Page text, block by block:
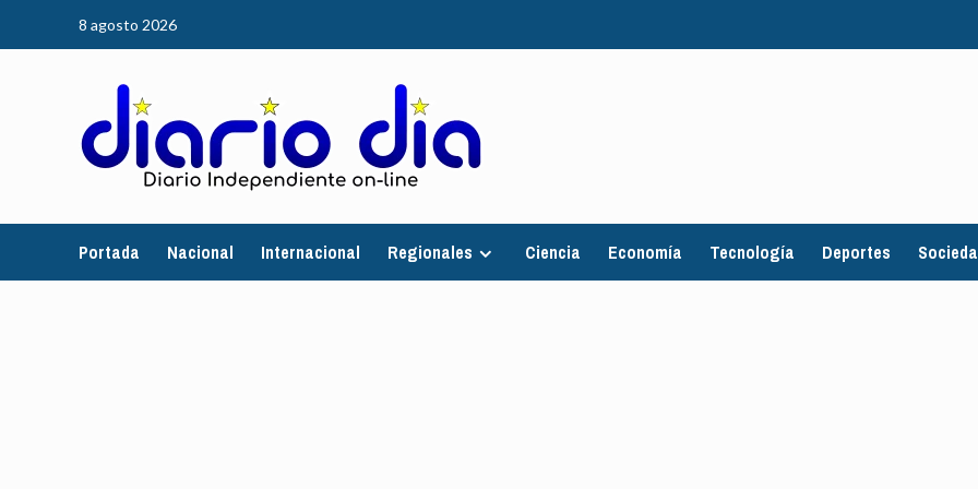
8 agosto 2026
Portada Nacional Internacional Regionales Ciencia Economía Tecnología Deportes